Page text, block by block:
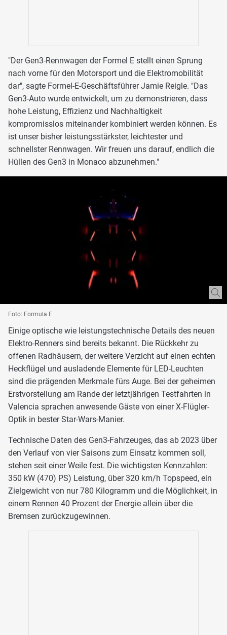
"Der Gen3-Rennwagen der Formel E stellt einen Sprung
nach vorne für den Motorsport und die Elektromobilität
dar", sagte Formel-E-Geschäftsführer Jamie Reigle. "Das
Gen3-Auto wurde entwickelt, um zu demonstrieren, dass
hohe Leistung, Effizienz und Nachhaltigkeit
kompromisslos miteinander kombiniert werden können. Es
ist unser bisher leistungsstärkster, leichtester und
schnellster Rennwagen. Wir freuen uns darauf, endlich die
Hüllen des Gen3 in Monaco abzunehmen."
Foto: Formula E
Einige optische wie leistungstechnische Details des neuen
Elektro-Renners sind bereits bekannt. Die Rückkehr zu
offenen Radhäusern, der weitere Verzicht auf einen echten
Heckflügel und ausladende Elemente für LED-Leuchten
sind die prägenden Merkmale fürs Auge. Bei der geheimen
Erstvorstellung am Rande der letztjährigen Testfahrten in
Valencia sprachen anwesende Gäste von einer X-Flügler-
Optik in bester Star-Wars-Manier.
Technische Daten des Gen3-Fahrzeuges, das ab 2023 über
den Verlauf von vier Saisons zum Einsatz kommen soll,
stehen seit einer Weile fest. Die wichtigsten Kennzahlen:
350 kW (470) PS) Leistung, über 320 km/h Topspeed, ein
Zielgewicht von nur 780 Kilogramm und die Möglichkeit, in
einem Rennen 40 Prozent der Energie allein über die
Bremsen zurückzugewinnen.